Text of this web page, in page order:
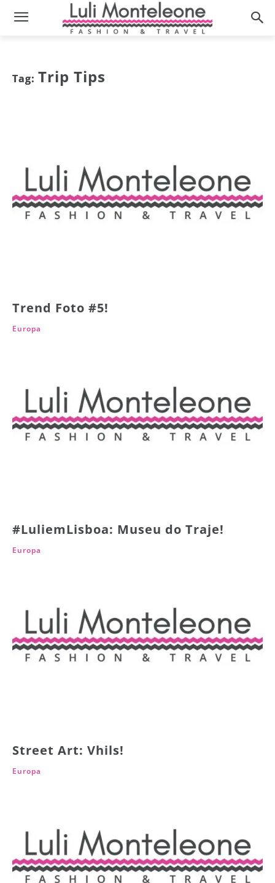
Tag: Trip Tips
Trend Foto #5!
Europa
#LuliemLisboa: Museu do Traje!
Europa
Street Art: Vhils!
Europa